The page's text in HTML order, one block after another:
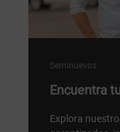
Seminuevos
Encuentra
Explora